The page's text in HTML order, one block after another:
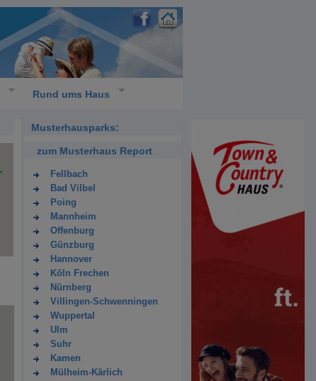
Rund ums Haus
Musterhausparks:
zum Musterhaus Report
Fellbach
Bad Vilbel
Poing
Mannheim
Offenburg
Günzburg
Hannover
Köln Frechen
Nürnberg
Villingen-Schwenningen
Wuppertal
Ulm
Suhr
Kamen
Mülheim-Kärlich